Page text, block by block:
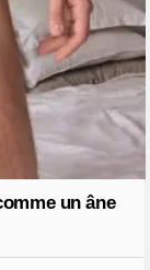
un âne